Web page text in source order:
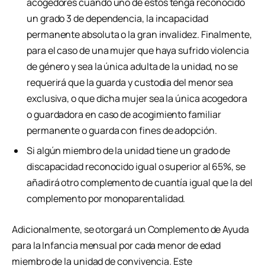
un grado 3 de dependencia, la incapacidad
permanente absoluta o la gran invalidez. Finalmente,
para el caso de una mujer que haya sufrido violencia
de género y sea la única adulta de la unidad, no se
requerirá que la guarda y custodia del menor sea
exclusiva, o que dicha mujer sea la única acogedora
o guardadora en caso de acogimiento familiar
permanente o guarda con fines de adopción.
Si algún miembro de la unidad tiene un grado de
discapacidad reconocido igual o superior al 65%, se
añadirá otro complemento de cuantía igual que la del
complemento por monoparentalidad.
Adicionalmente, se otorgará un Complemento de Ayuda
para la Infancia mensual por cada menor de edad
miembro de la unidad de convivencia. Este